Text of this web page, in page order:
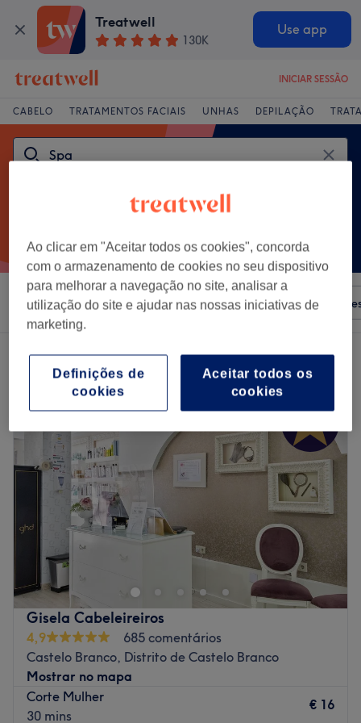
Treatwell
130K
Use app
INICIAR SESSÃO
CABELO TRATAMENTOS FACIAIS UNHAS DEPILAÇÃO
Ordenar por Qualquer preço Salões Ofertas
Um centro que oferece:
spa em Castelo Branco, Distrito de Castelo Branco
Gisela Cabeleireiros
4,9
685 comentários
Castelo Branco, Distrito de Castelo Branco
Mostrar no mapa
Corte Mulher
30 mins
€ 16
Ao clicar em "Aceitar todos os cookies", concorda
com o armazenamento de cookies no seu dispositivo
para melhorar a navegação no site, analisar a
utilização do site e ajudar nas nossas iniciativas de
marketing.
Aceitar todos os
cookies
Definições de
cookies